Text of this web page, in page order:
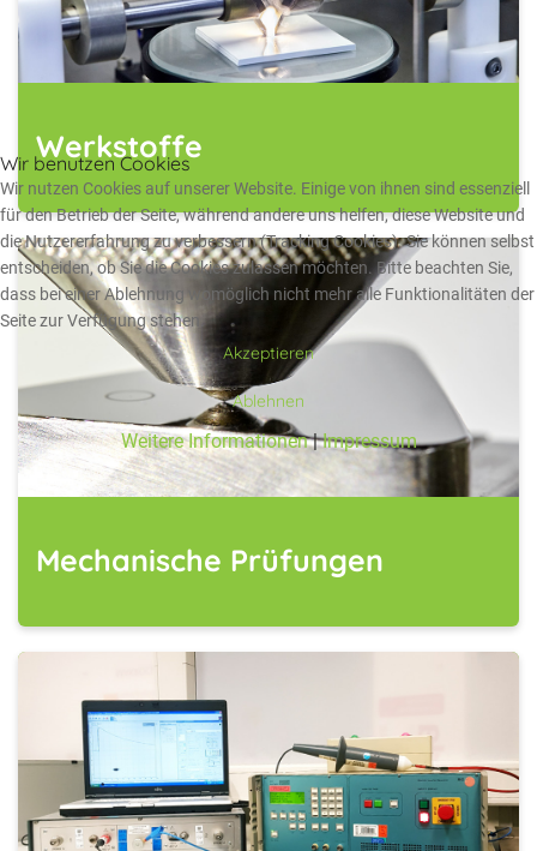
Werkstoffe
Mechanische Prüfungen
Wir benutzen Cookies
Wir nutzen Cookies auf unserer Website. Einige von ihnen sind essenziell
für den Betrieb der Seite, während andere uns helfen, diese Website und
die Nutzererfahrung zu verbessern (Tracking Cookies). Sie können selbst
entscheiden, ob Sie die Cookies zulassen möchten. Bitte beachten Sie,
dass bei einer Ablehnung womöglich nicht mehr alle Funktionalitäten der
Seite zur Verfügung stehen.
Akzeptieren
Ablehnen
Weitere Informationen|Impressum